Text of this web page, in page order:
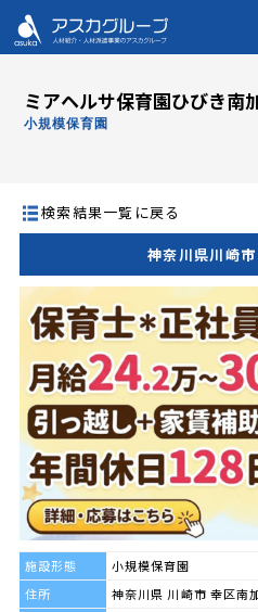
ミアヘルサ保育園ひびき南
小規模保育園
検索結果一覧に戻る
神奈川県川崎市
施設形態
小規模保育園
住所
神奈川県 川崎市 幸区南